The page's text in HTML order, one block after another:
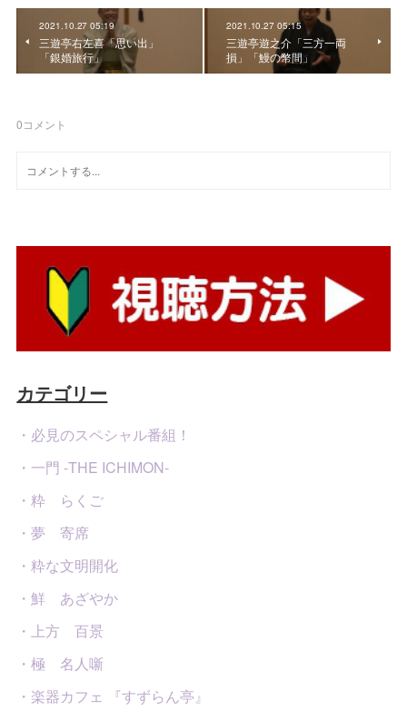
2021.10.27 05:19
三遊亭右左喜「思い出」
「銀婚旅行」
2021.10.27 05:15
三遊亭遊之介「三方一両
損」「鰻の幣間」
0コメント
カテゴリー
・必見のスペシャル番組！
・一門 -THE ICHIMON-
・粋 らくご
・夢 寄席
・粋な文明開化
・鮮 あざやか
・上方 百景
・極 名人噺
・楽器カフェ 『すずらん亭』